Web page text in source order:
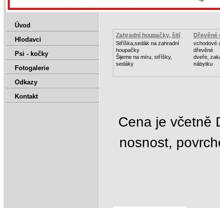
Zahradní houpačky, šití
Stříška,sedák na zahradní
houpačky
Šijeme na míru, stříšky,
sedáky
Dřevěné
vchodové
dřevěné
dveře,
nábytku
Cena je včetně
nosnost,
Úvod
Hlodavci
Psi - kočky
Fotogalerie
Odkazy
Kontakt